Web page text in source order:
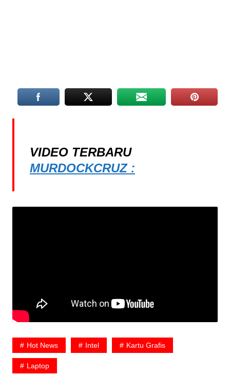
VIDEO TERBARU
MURDOCKCRUZ :
Hot News Intel Kartu Grafis
Laptop